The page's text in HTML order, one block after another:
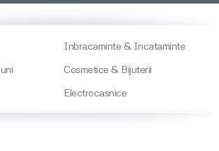
Inbracaminte & Incataminte
Cosmetice & Bijuterii
Electrocasnice